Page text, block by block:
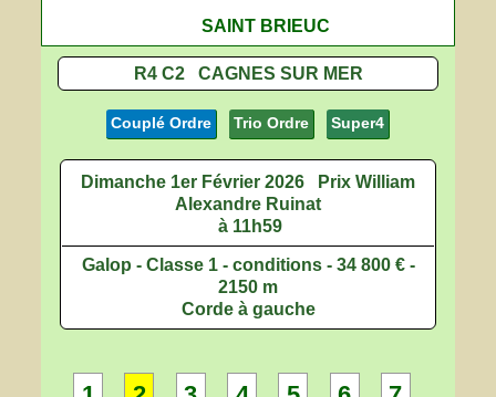
SAINT BRIEUC
R4 C2 CAGNES SUR MER
Couplé Ordre Trio Ordre Super4
Dimanche 1er Février 2026
Prix William
Alexandre Ruinat
à 11h59
Galop - Classe 1 - conditions - 34 800 € -
2150 m
Corde à gauche